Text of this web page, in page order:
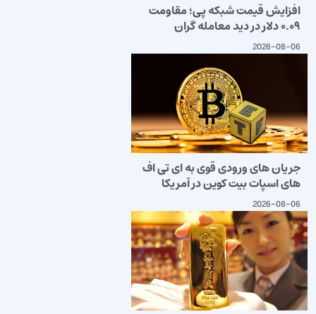
افزایش قیمت شبکه پی؛ مقاومت
۰.۰۹ دلار در دید معامله گران
2026-08-06
جریان های ورودی قوی به ای تی اف
های اسپات بیت کوین در آمریکا
2026-08-06